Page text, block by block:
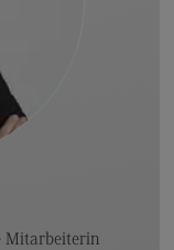
Mitarbeiterin